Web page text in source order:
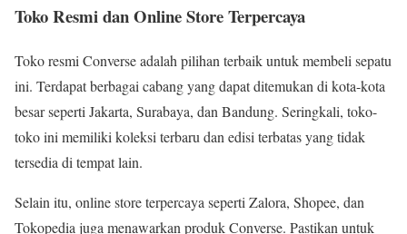
Toko Resmi dan Online Store Terpercaya
Toko resmi Converse adalah pilihan terbaik untuk membeli sepatu
ini. Terdapat berbagai cabang yang dapat ditemukan di kota-kota
besar seperti Jakarta, Surabaya, dan Bandung. Seringkali, toko-
toko ini memiliki koleksi terbaru dan edisi terbatas yang tidak
tersedia di tempat lain.
Selain itu, online store terpercaya seperti Zalora, Shopee, dan
Tokopedia juga menawarkan produk Converse. Pastikan untuk